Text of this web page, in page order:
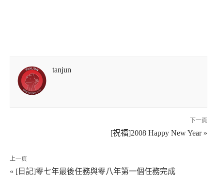
tanjun
下一頁
[祝福]2008 Happy New Year »
上一頁
« [日記]零七年最後任務與零八年第一個任務完成